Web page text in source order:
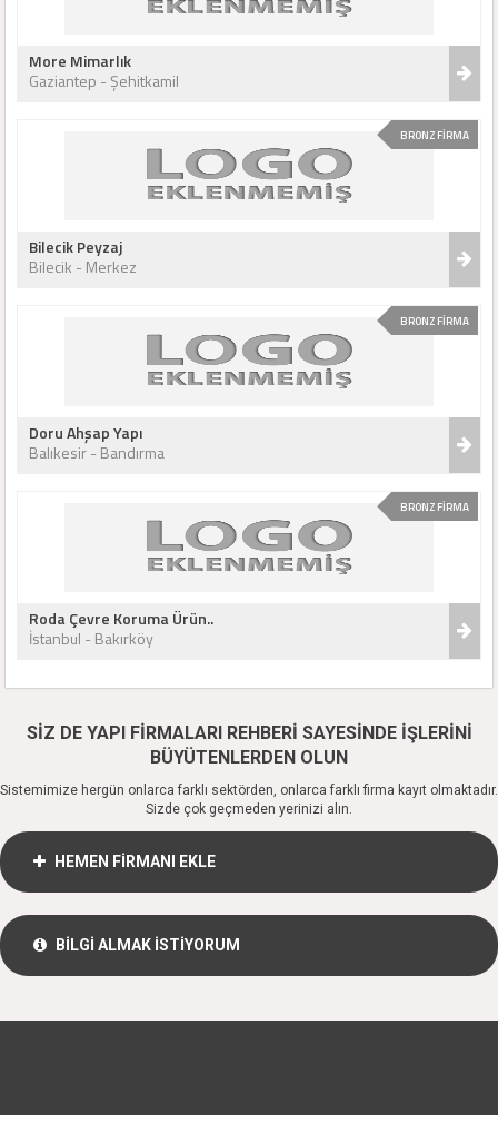
More Mimarlık
Gaziantep - Şehitkamil
BRONZ FİRMA
Bilecik Peyzaj
Bilecik - Merkez
BRONZ FİRMA
Doru Ahşap Yapı
Balıkesir - Bandırma
BRONZ FİRMA
Roda Çevre Koruma Ürün..
İstanbul - Bakırköy
SİZ DE YAPI FİRMALARI REHBERİ SAYESİNDE İŞLERİNİ
BÜYÜTENLERDEN OLUN
Sistemimize hergün onlarca farklı sektörden, onlarca farklı firma kayıt olmaktadır.
Sizde çok geçmeden yerinizi alın.
HEMEN FİRMANI EKLE
BİLGİ ALMAK İSTİYORUM